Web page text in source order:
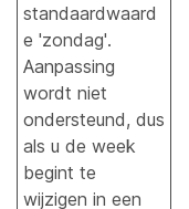
standaardwaard
e 'zondag'.
Aanpassing
wordt niet
ondersteund, dus
als u de week
begint te
wijzigen in een